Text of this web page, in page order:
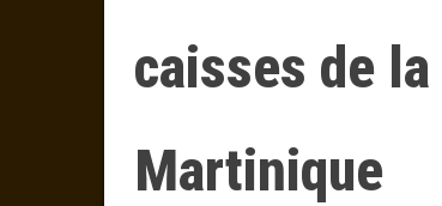
caisses de
Martinique